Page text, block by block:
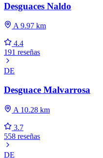
Desguaces Naldo
A 9.97 km
4.4
191 reseñas
DE
Desguace Malvarrosa
A 10.28 km
3.7
558 reseñas
DE